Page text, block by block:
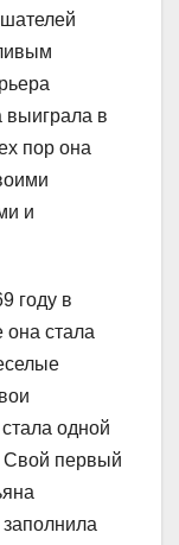
выиграла в
пор она
и
году в
стала
одной
Свой первый